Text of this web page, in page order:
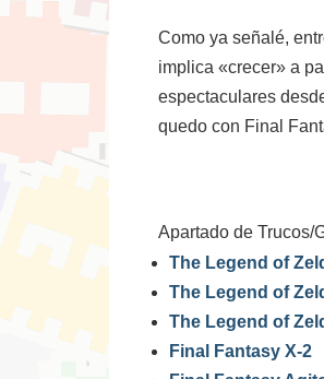
Como ya señalé,
implica «crecer» a
espectaculares
quedo con Final
Apartado de Trucos/
The Legend of
The Legend of
The Legend of
Final Fantasy X-2